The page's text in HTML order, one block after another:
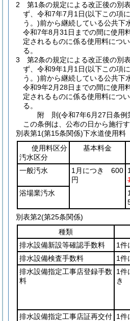
2
第1条の規定による改正後の別
ず、令和7年7月1日(以下この項
う。)前から継続している公共下
令和7年8月31日までの間に使用
定されるものに係る使用料につ
る。
3
第2条の規定による改正後の別
ず、令和9年1月1日(以下この項
う。)前から継続している公共下
令和9年2月28日までの間に使用
定されるものに係る使用料につ
る。
附 則(令和7年6月27日条例
この条例は、公布の日から施行す
別表第1(第15条関係)下水道使用料
使用料区分
汚水区分
基本料金
一般汚水
1月につき 600
円
浴場業汚水
別表第2(第25条関係)
種類
排水設備新設等確認手数料
1
排水設備検査手数料
1
排水設備指定工事店登録手数
料
1件
き
排水設備指定工事店証再交付 1